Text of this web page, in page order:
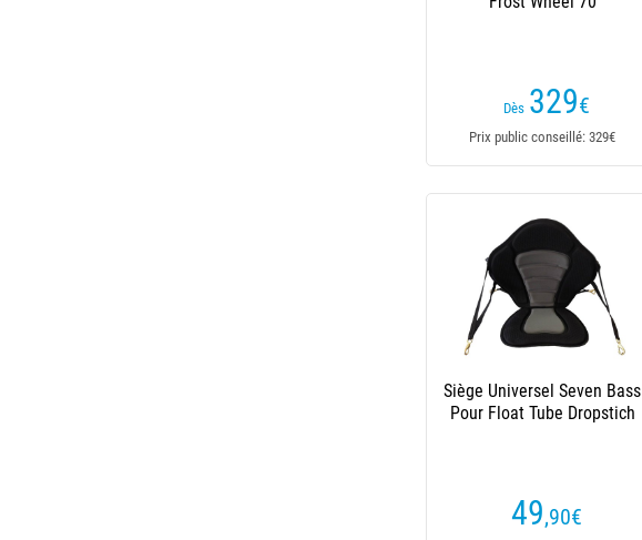
Dès 329€
Prix public conseillé: 329€
Siège Universel Seven Bass
Pour Float Tube Dropstich
49,90€